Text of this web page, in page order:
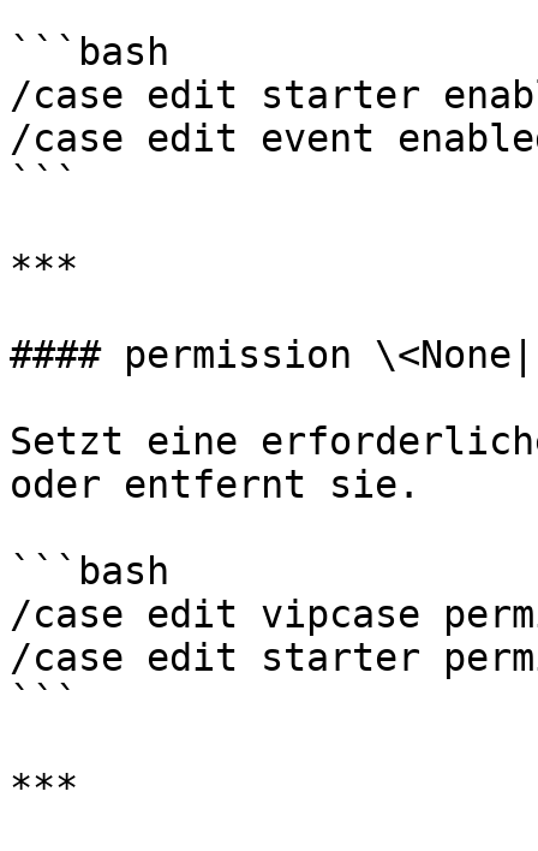
```bash
/case edit starter
/case edit event
```
***
#### permission
Setzt eine
oder entfernt sie.
```bash
/case edit vipcase
/case edit starter
```
***